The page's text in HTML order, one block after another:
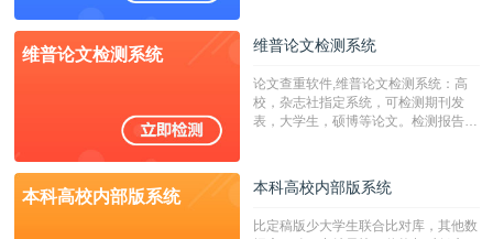
校用来检测硕博论文的系统，检测范围
广，数据来源真实，检测算法合理!本
字符数30万）
维普论文检测系统 维普论文检测系统
论文查重软件,维普论文检测系统：高
校，杂志社指定系统，可检测期刊发
表，大学生，硕博等论文。检测报告支
本科高校内部版系统 本科高校内部版系统
比定稿版少大学生联合比对库，其他数